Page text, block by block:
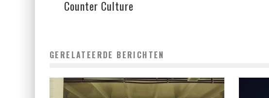
Counter Culture
GERELATEERDE BERICHTEN